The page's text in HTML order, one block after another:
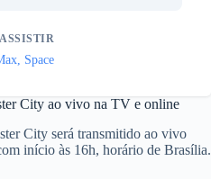
Space
City ao vivo na TV e online
City será transmitido ao vivo
início às 16h, horário de Brasília.